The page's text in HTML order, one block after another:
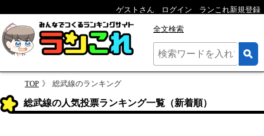
ゲストさん ログイン ランこれ新規登録
全文検索
TOP 総武線のランキング
総武線の人気投票ランキング一覧（新着順）